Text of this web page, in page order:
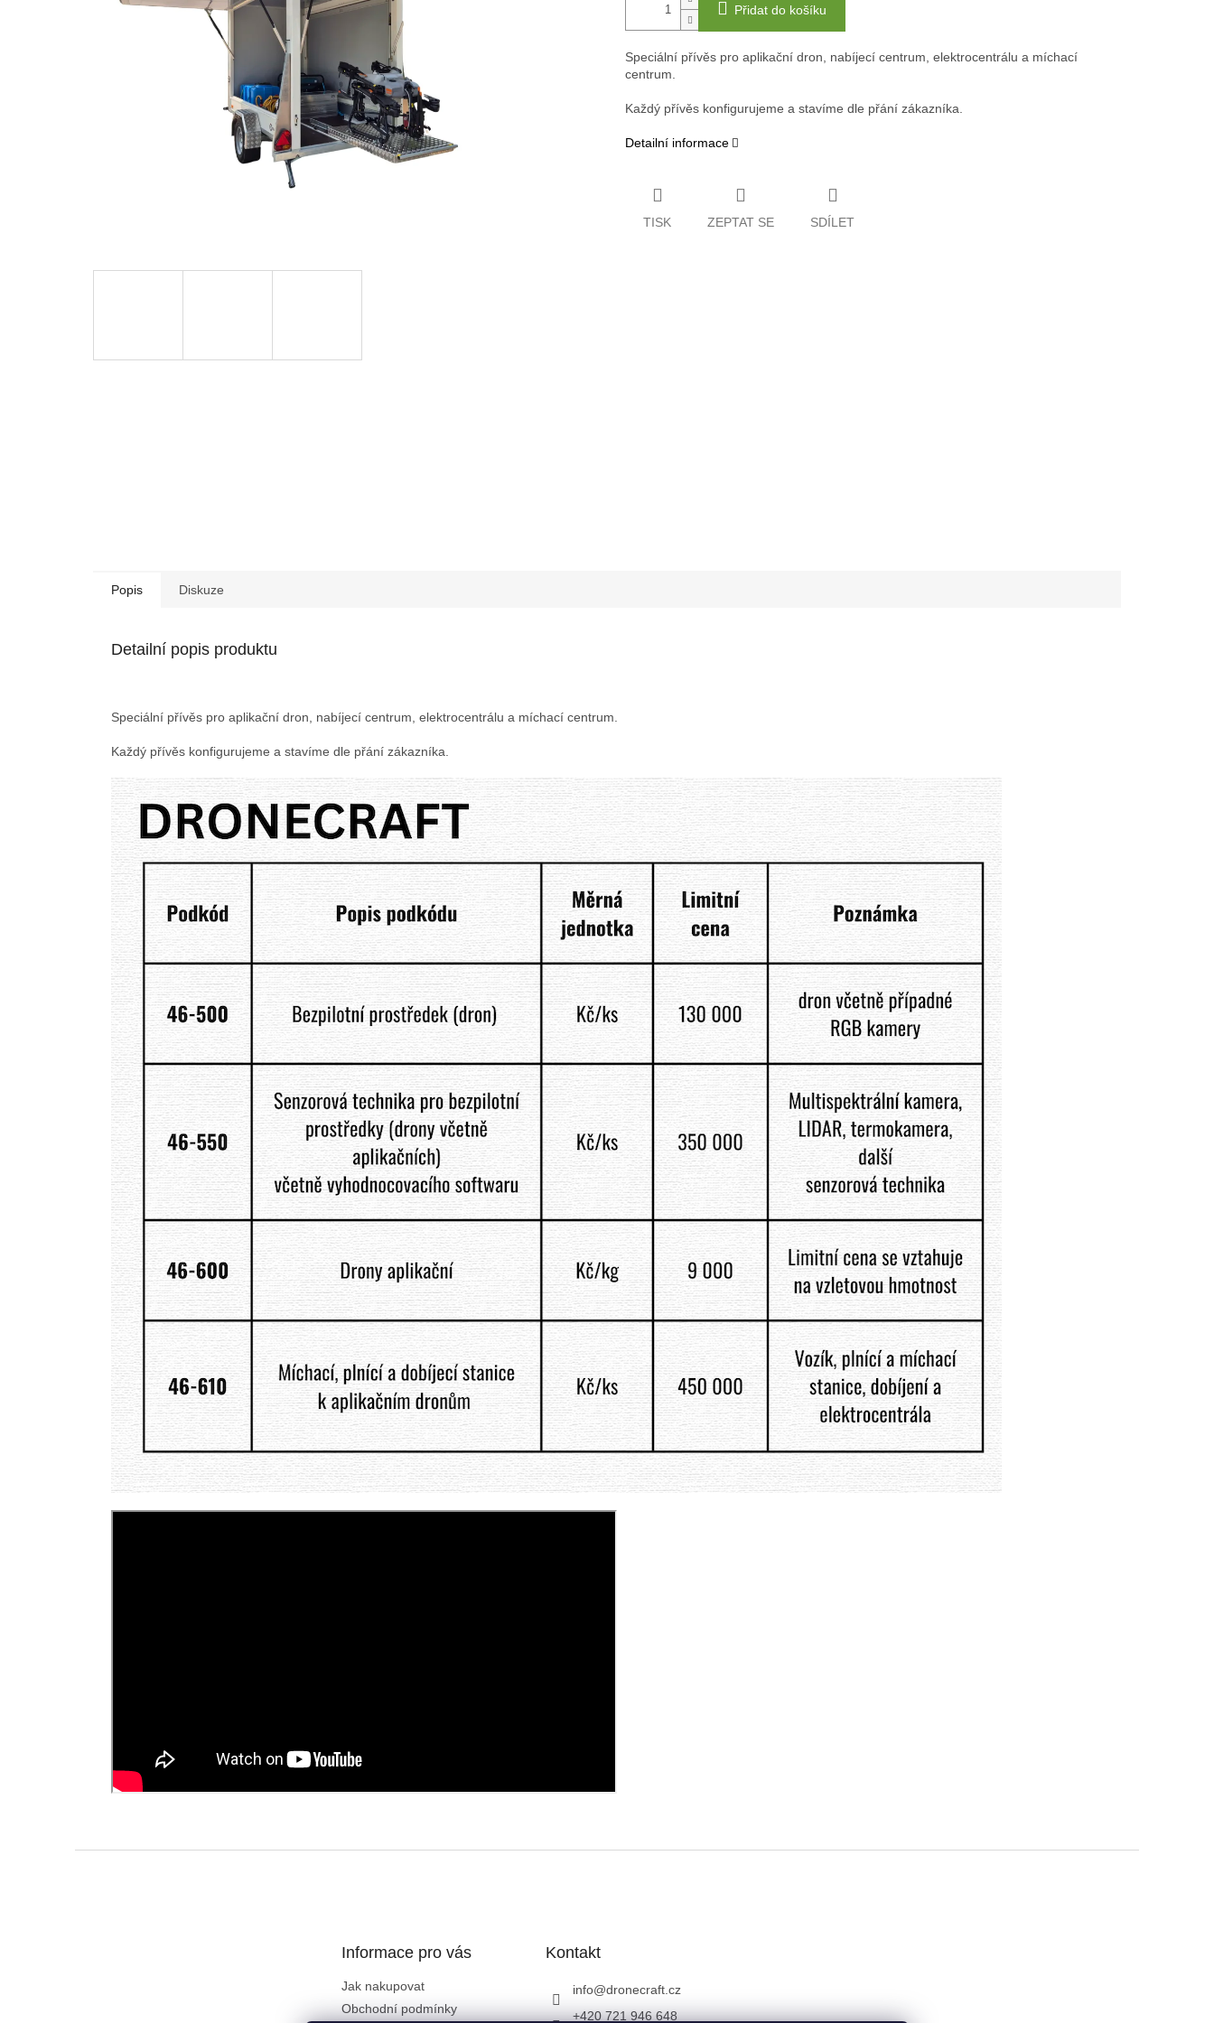
Přidat do košíku
Speciální přívěs pro aplikační dron, nabíjecí centrum, elektrocentrálu a míchací
centrum.
Každý přívěs konfigurujeme a stavíme dle přání zákazníka.
Detailní informace
TISK ZEPTAT SE SDÍLET
Popis Diskuze
Detailní popis produktu
Speciální přívěs pro aplikační dron, nabíjecí centrum, elektrocentrálu a míchací centrum.
Každý přívěs konfigurujeme a stavíme dle přání zákazníka.
Informace pro vás
Jak nakupovat
Obchodní podmínky
Kontakt
info@dronecraft.cz
+420 721 946 648